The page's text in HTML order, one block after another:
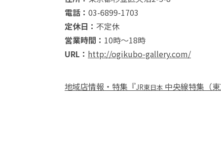
電話： 03-6899-1703
定休日： 不定休
営業時間： 10時～18時
URL： http://ogikubo-gallery.com/
地域店情報・特集『JR東日本 中央線特集（